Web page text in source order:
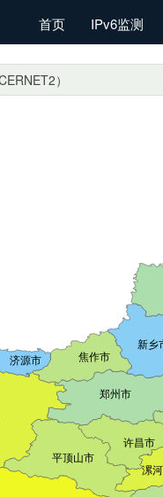
首页 IPv6监测
）